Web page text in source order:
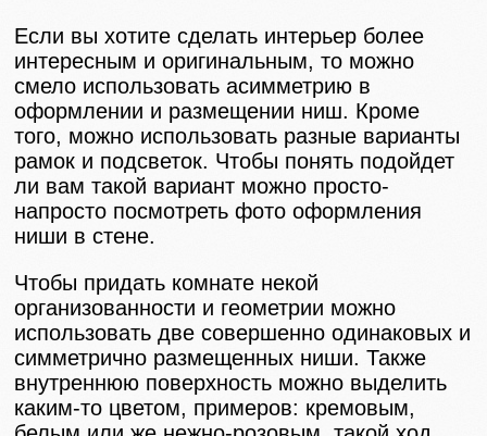
Если вы хотите сделать интерьер более
интересным и оригинальным, то можно
смело использовать асимметрию в
оформлении и размещении ниш. Кроме
того, можно использовать разные варианты
рамок и подсветок. Чтобы понять подойдет
ли вам такой вариант можно просто-
напросто посмотреть фото оформления
ниши в стене.
Чтобы придать комнате некой
организованности и геометрии можно
использовать две совершенно одинаковых и
симметрично размещенных ниши. Также
внутреннюю поверхность можно выделить
каким-то цветом, примеров: кремовым,